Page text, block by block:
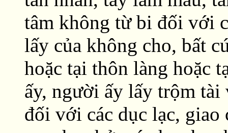
tâm không từ bi đối với
lấy của không cho, bất
hoặc tại thôn làng hoặc
ấy, người ấy lấy trộm tài
đối với các dục lạc, giao